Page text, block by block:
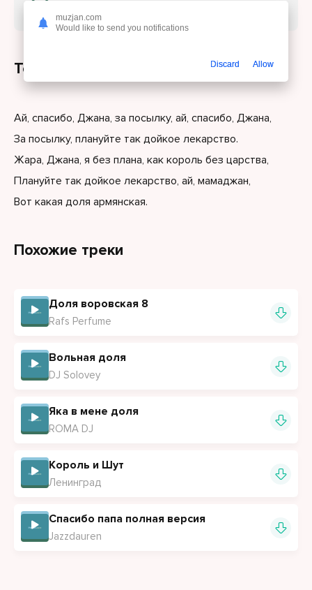
Текст песни
Ай, спасибо, Джана, за посылку, ай, спасибо, Джана,
За посылку, плануйте так дойкое лекарство.
Жара, Джана, я без плана, как король без царства,
Плануйте так дойкое лекарство, ай, мамаджан,
Вот какая доля армянская.
Похожие треки
Доля воровская 8
Rafs Perfume
Вольная доля
DJ Solovey
Яка в мене доля
ROMA DJ
Король и Шут
Ленинград
Спасибо папа полная версия
Jazzdauren
muzjan.com
Would like to send you notifications
Discard Allow